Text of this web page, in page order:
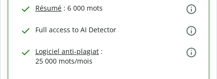
Résumé : 6 000 mots
Full access to AI Detector
Logiciel anti-plagiat :
25 000 mots/mois